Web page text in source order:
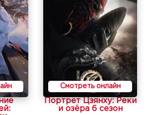
Смотреть онлайн
Портрет Цзянху: Реки
и озёра 6 сезон